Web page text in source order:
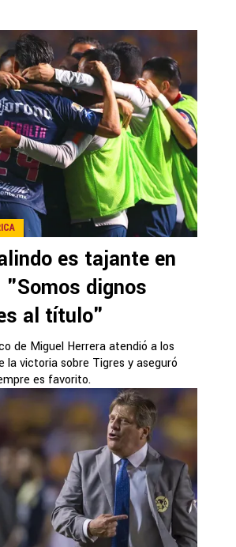
es tajante en
"Somos dignos
al título"
de Miguel Herrera atendió a los
la victoria sobre Tigres y aseguró
es favorito.